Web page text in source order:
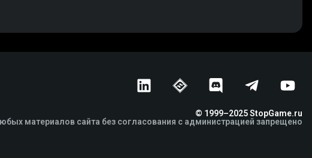
© 1999–2025 StopGame.ru
материалов сайта без согласования с администрацией запрещено